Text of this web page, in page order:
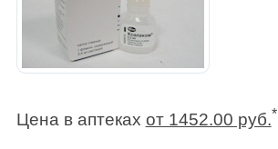
Цена в аптеках от 1452.00 руб.*